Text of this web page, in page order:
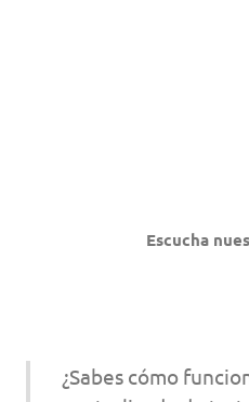
Escucha
¿Sabes cómo